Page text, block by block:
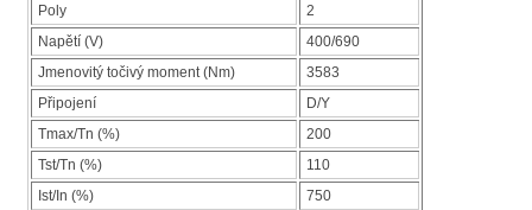
Poly
2
Napětí (V)
400/690
Jmenovitý točivý moment (Nm)
3583
Připojení
D/Y
Tmax/Tn (%)
200
Tst/Tn (%)
110
Ist/In (%)
750